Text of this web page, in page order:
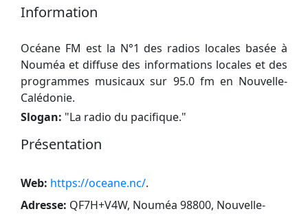
Information
Océane FM est la N°1 des radios locales basée à
Nouméa et diffuse des informations locales et des
programmes musicaux sur 95.0 fm en Nouvelle-
Calédonie.
Slogan: "La radio du pacifique."
Présentation
Web: https://oceane.nc/.
Adresse: QF7H+V4W, Nouméa 98800, Nouvelle-